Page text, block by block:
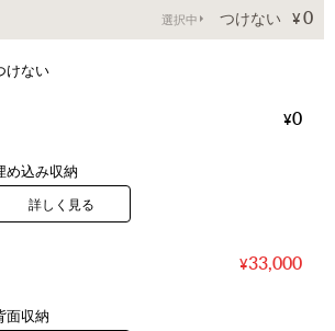
選択中 つけない 0
けない
0
め込み収納
詳しく見る
33,000
面収納